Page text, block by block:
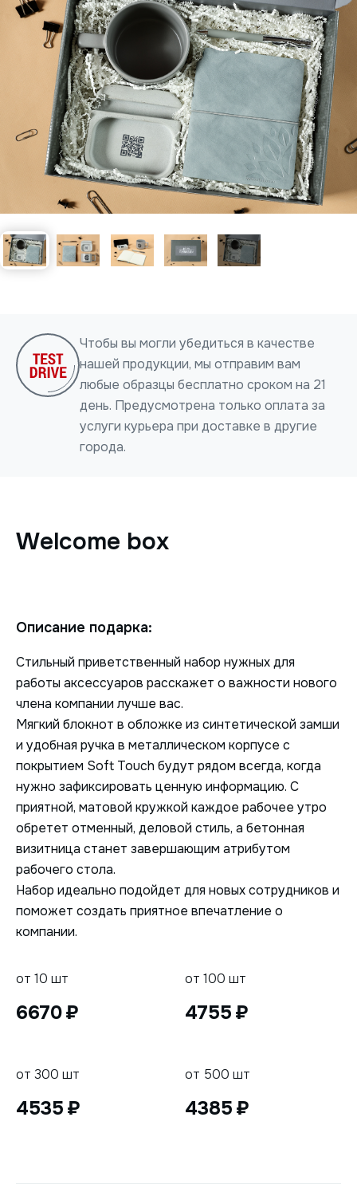
Чтобы вы могли убедиться в качестве
нашей продукции, мы отправим вам
любые образцы бесплатно сроком на 21
день. Предусмотрена только оплата за
услуги курьера при доставке в другие
города.
Welcome box
Описание подарка:
Стильный приветственный набор нужных для
работы аксессуаров расскажет о важности нового
члена компании лучше вас.
Мягкий блокнот в обложке из синтетической замши
и удобная ручка в металлическом корпусе с
покрытием Soft Touch будут рядом всегда, когда
нужно зафиксировать ценную информацию. С
приятной, матовой кружкой каждое рабочее утро
обретет отменный, деловой стиль, а бетонная
визитница станет завершающим атрибутом
рабочего стола.
Набор идеально подойдет для новых сотрудников и
поможет создать приятное впечатление о
компании.
от 10 шт
6670
от 100 шт
4755
от 300 шт
4535
от 500 шт
4385
Нажимая на кнопку, я даю согласие на обработку